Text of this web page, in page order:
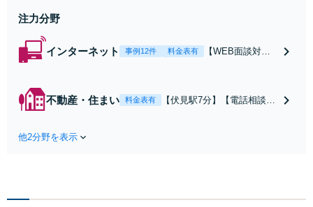
注力分野
インターネット 事例12件 料金表有
【WEB面談対
gleマップ口コミ
不動産・住まい 料金表有
【伏見駅7分】【電話相談
なっている場合や、解決が
他2分野を表示